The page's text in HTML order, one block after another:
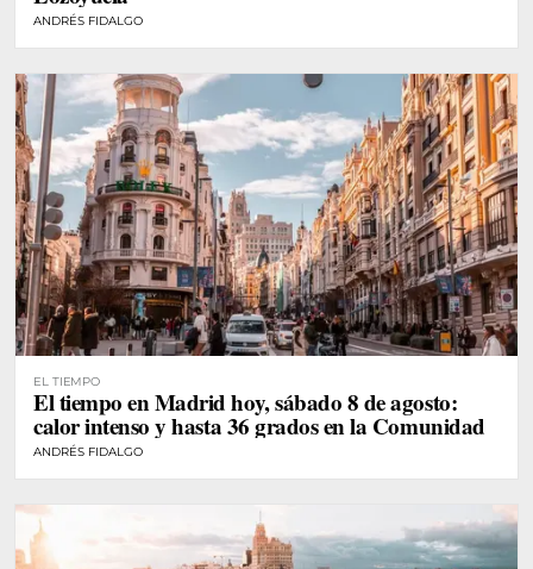
ANDRÉS FIDALGO
EL TIEMPO
El tiempo en Madrid hoy, sábado 8 de agosto:
calor intenso y hasta 36 grados en la Comunidad
ANDRÉS FIDALGO